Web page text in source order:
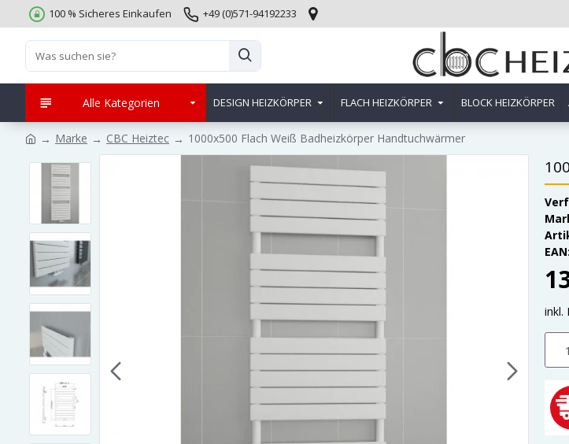
100 % Sicheres Einkaufen +49 (0)571-94192233
Alle Kategorien DESIGN HEIZKÖRPER FLACH HEIZKÖRPER BLOCK HEIZKÖRPER
Marke CBC Heiztec 1000x500 Flach Weiß Badheizkörper Handtuchwärmer
EAN:
inkl.